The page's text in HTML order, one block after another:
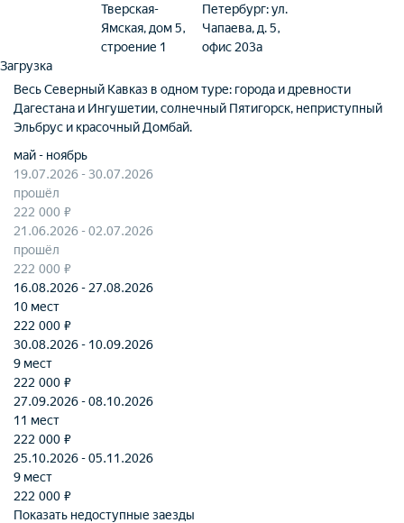
Тверская-
Ямская, дом 5,
строение 1
Петербург: ул.
Чапаева, д. 5,
офис 203а
Загрузка
Весь Северный Кавказ в одном туре: города и древности
Дагестана и Ингушетии, солнечный Пятигорск, неприступный
Эльбрус и красочный Домбай.
май - ноябрь
19.07.2026 - 30.07.2026
прошёл
222 000 ₽
21.06.2026 - 02.07.2026
прошёл
222 000 ₽
16.08.2026 - 27.08.2026
10 мест
222 000 ₽
30.08.2026 - 10.09.2026
9 мест
222 000 ₽
27.09.2026 - 08.10.2026
11 мест
222 000 ₽
25.10.2026 - 05.11.2026
9 мест
222 000 ₽
Показать недоступные заезды